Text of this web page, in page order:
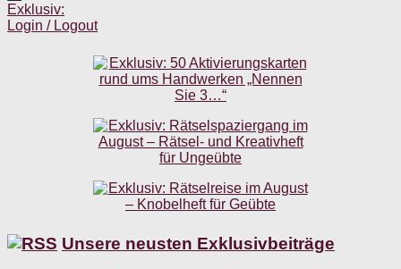
Exklusiv:
Login / Logout
Unsere neusten Exklusivbeiträge